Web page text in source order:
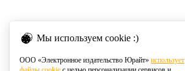
Мы используем cookie :)
ООО «Электронное издательство Юрайт» использует